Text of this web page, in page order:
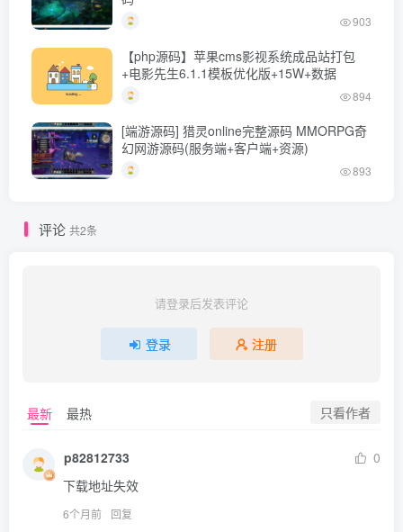
903
【php源码】苹果cms影视系统成品站打包
+电影先生6.1.1模板优化版+15W+数据
894
[端游源码] 猎灵online完整源码 MMORPG奇
幻网游源码(服务端+客户端+资源)
893
评论 共2条
请登录后发表评论
登录 注册
最新 最热 只看作者
p82812733
0
下载地址失效
6个月前 回复